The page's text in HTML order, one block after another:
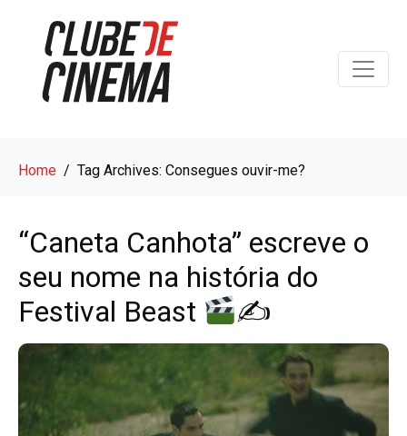
Home Tag Archives: Consegues ouvir-me?
“Caneta Canhota” escreve o
seu nome na história do
Festival Beast
✍